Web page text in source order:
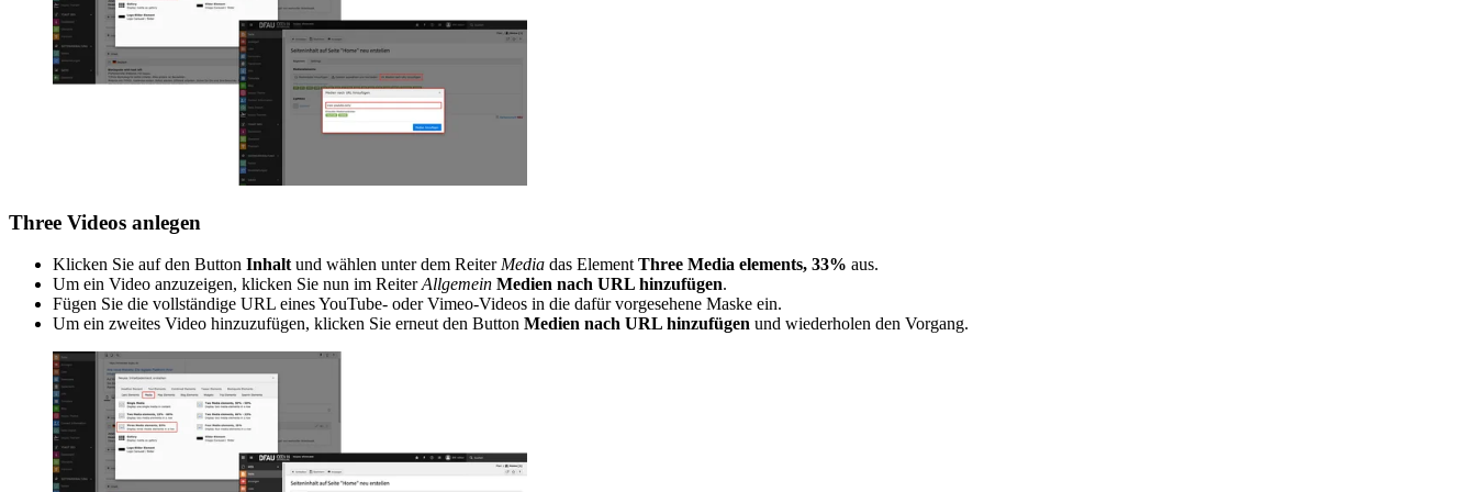
Three Videos anlegen
Klicken Sie auf den Button Inhaltund wählen unter dem ReiterMedia das ElementThree Media elements, 33% aus.
Um ein Video anzuzeigen, klicken Sie nun im ReiterAllgemein Medien nach URL hinzufügen.
Fügen Sie die vollständige URL eines YouTube- oder Vimeo-Videos in die dafür vorgesehene Maske ein.
Um ein zweites Video hinzuzufügen, klicken Sie erneut den Button Medien nach URL hinzufügen und wiederholen den Vorgang.